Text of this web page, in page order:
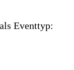
Eventtyp: